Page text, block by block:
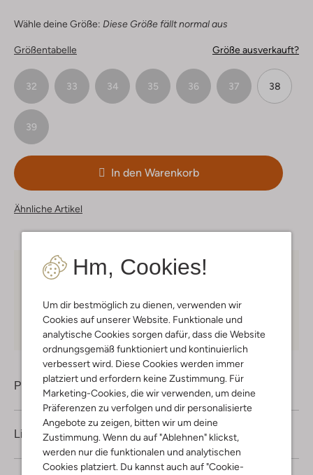
Hm, Cookies!
Um dir bestmöglich zu dienen, verwenden wir
Cookies auf unserer Website. Funktionale und
analytische Cookies sorgen dafür, dass die Website
ordnungsgemäß funktioniert und kontinuierlich
verbessert wird. Diese Cookies werden immer
platziert und erfordern keine Zustimmung. Für
Marketing-Cookies, die wir verwenden, um deine
Präferenzen zu verfolgen und dir personalisierte
Angebote zu zeigen, bitten wir um deine
Zustimmung. Wenn du auf "Ablehnen" klickst,
werden nur die funktionalen und analytischen
Cookies platziert. Du kannst auch auf "Cookie-
Wähle deine Größe: Diese Größe fällt normal aus
Größentabelle Größe ausverkauft?
32 33 34 35 36 37 38
39
In den Warenkorb
Ähnliche Artikel
Kostenloser Versandab € 75 für Club-Omoda
Kauf auf Rechnung 30 TagenRückgaberecht
Produktinformation
Lieferung & Rückgabe